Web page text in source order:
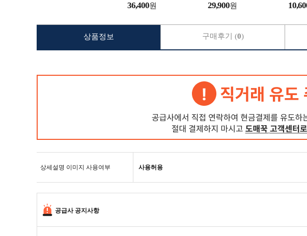
36,400원 29,900원
상세설명 이미지 사용여부 사용허용
공급사 공지사항
상품정보 구매후기 (0)